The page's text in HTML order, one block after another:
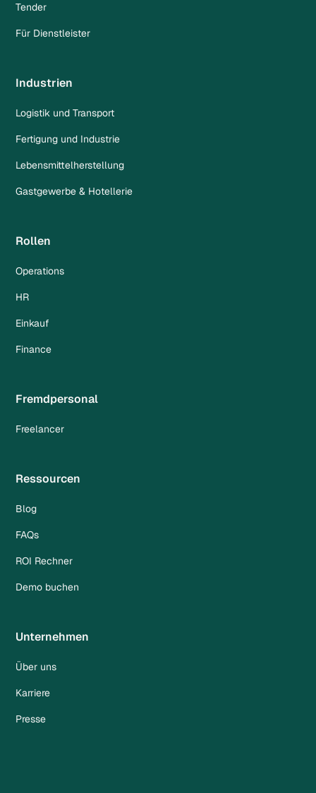
Tender
Für Dienstleister
Industrien
Logistik und Transport
Fertigung und Industrie
Lebensmittelherstellung
Gastgewerbe & Hotellerie
Rollen
Operations
HR
Einkauf
Finance
Fremdpersonal
Freelancer
Ressourcen
Blog
FAQs
ROI Rechner
Demo buchen
Unternehmen
Über uns
Karriere
Presse